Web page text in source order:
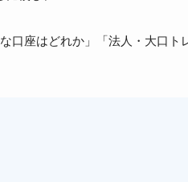
口座はどれか」「法人・大口ト